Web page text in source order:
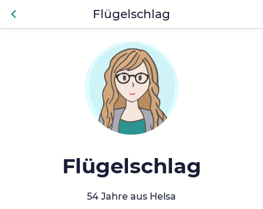
Zurü
Flügelschlag
Flügelschlag
54 Jahre aus Helsa